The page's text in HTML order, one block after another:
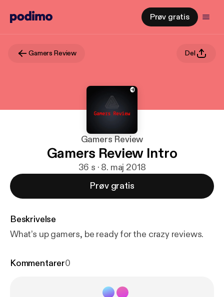
Prøv gratis
Gamers Review Del
Gamers Review
Gamers Review Intro
36 s · 8. maj 2018
Prøv gratis
Beskrivelse
What’s up gamers, be ready for the crazy reviews.
Kommentarer0